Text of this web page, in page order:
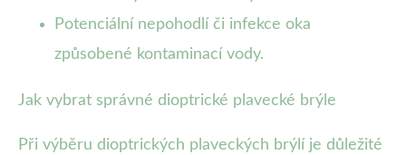
Potenciální nepohodlí či infekce oka
způsobené kontaminací vody.
Jak vybrat správné dioptrické plavecké brýle
Při výběru dioptrických plaveckých brýlí je důležité